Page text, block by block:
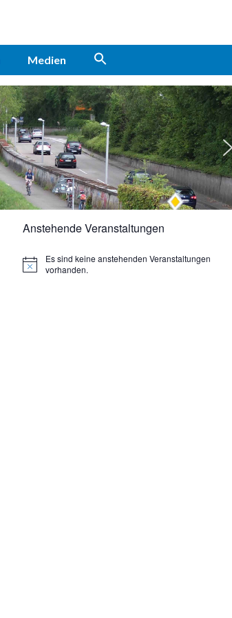
Medien
Anstehende Veranstaltungen
Es sind keine anstehenden Veranstaltungen
vorhanden.